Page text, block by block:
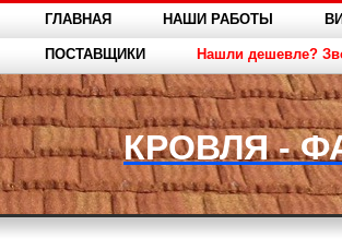
ГЛАВНАЯ НАШИ РАБОТЫ
ПОСТАВЩИКИ Нашли дешевле?
КРОВЛЯ -